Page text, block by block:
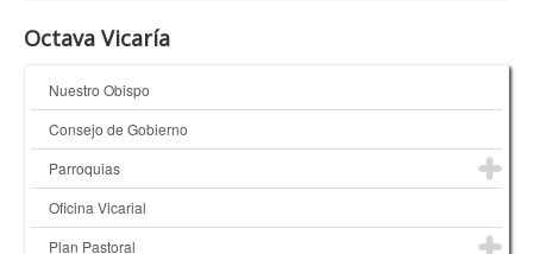
Quienes Somos
¿Dónde Estamos?
Galerías
Octava Vicaría
Nuestro Obispo
Consejo de Gobierno
Parroquias
Oficina Vicarial
Plan Pastoral